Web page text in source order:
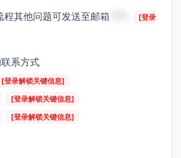
程其他问题可发送至邮箱
[登录
系方式
[登录解锁关键信息]
[登录解锁关键信息]
[登录解锁关键信息]